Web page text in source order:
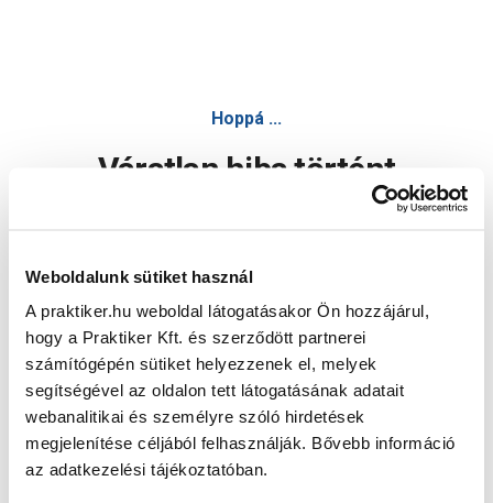
Weboldalunk sütiket használ
A praktiker.hu weboldal látogatásakor Ön hozzájárul,
hogy a Praktiker Kft. és szerződött partnerei
számítógépén sütiket helyezzenek el, melyek
segítségével az oldalon tett látogatásának adatait
webanalitikai és személyre szóló hirdetések
megjelenítése céljából felhasználják. Bővebb információ
az adatkezelési tájékoztatóban.
Hoppá ...
Váratlan hiba történt
Oldal újratöltése